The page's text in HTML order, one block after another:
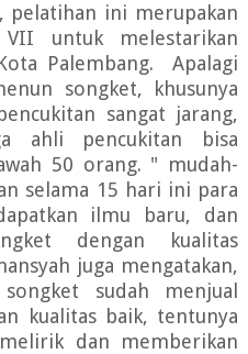
pelatihan ini merupakan
untuk melestarikan
Palembang. Apalagi
songket, khusunya
sangat jarang,
ahli pencukitan bisa
50 orang. " mudah-
selama 15 hari ini para
ilmu baru, dan
dengan kualitas
juga mengatakan,
sudah menjual
kualitas baik, tentunya
dan memberikan